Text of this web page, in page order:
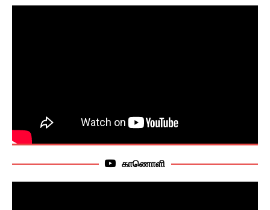
காணொளி